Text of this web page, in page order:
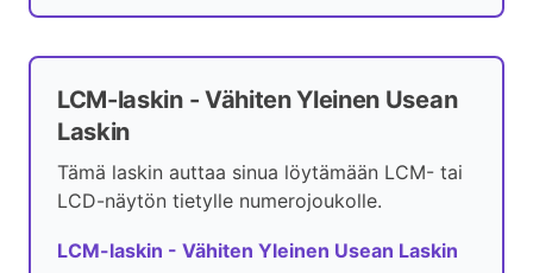
LCM-laskin - Vähiten Yleinen Usean
Laskin
Tämä laskin auttaa sinua löytämään LCM- tai
LCD-näytön tietylle numerojoukolle.
LCM-laskin - Vähiten Yleinen Usean Laskin